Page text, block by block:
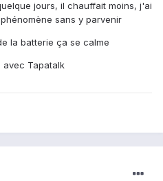
jours, il chauffait moins, j'ai
sans y parvenir
la batterie ça se calme
avec Tapatalk